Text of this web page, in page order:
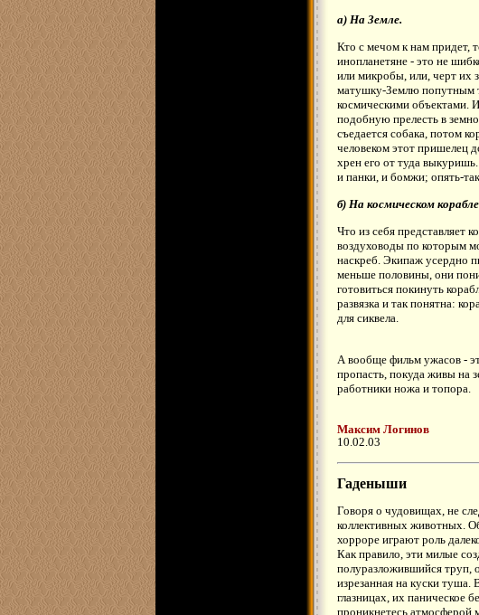
а) На Земле.
Кто с мечом к нам придет,
инопланетяне - это не
или микробы, или, черт их
матушку-Землю попутным
космическими объектами.
подобную прелесть в
съедается собака, потом
человеком этот пришелец
хрен его от туда
и панки, и бомжи; опять-
б) На космическом
Что из себя представляет
воздуховоды по которым
наскреб. Экипаж усердно
меньше половины, они
готовиться покинуть
развязка и так понятна:
для сиквела.
А вообще фильм ужасов -
пропасть, покуда живы
работники ножа и топора.
Максим Логинов
10.02.03
Гаденыши
Говоря о чудовищах, не
коллективных животных.
хорроре играют роль
Как правило, эти милые
полуразложившийся труп,
изрезанная на куски туша.
глазницах, их паническое
проникнетесь атмосферой